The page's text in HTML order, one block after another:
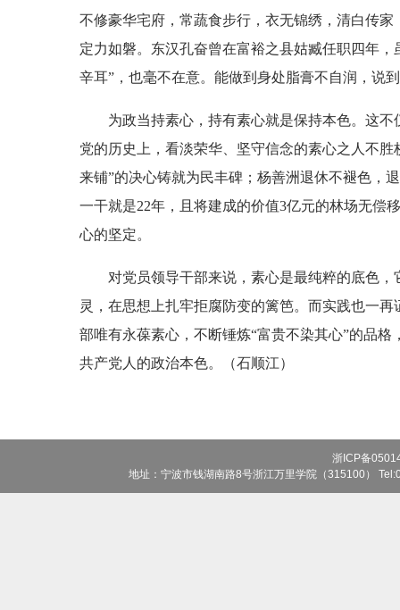
不修豪华宅府，常蔬食步行，衣无锦绣，清白传
定力如磐。东汉孔奋曾在富裕之县姑臧任职四年
辛耳”，也毫不在意。能做到身处脂膏不自润，说
为政当持素心，持有素心就是保持本色。这不
党的历史上，看淡荣华、坚守信念的素心之人不
来铺”的决心铸就为民丰碑；杨善洲退休不褪色，
一干就是22年，且将建成的价值3亿元的林场无偿
心的坚定。
对党员领导干部来说，素心是最纯粹的底色，
灵，在思想上扎牢拒腐防变的篱笆。而实践也一
部唯有永葆素心，不断锤炼“富贵不染其心”的品
共产党人的政治本色。（石顺江）
浙ICP备
地址：宁波市钱湖南路8号浙江万里学院（315100）